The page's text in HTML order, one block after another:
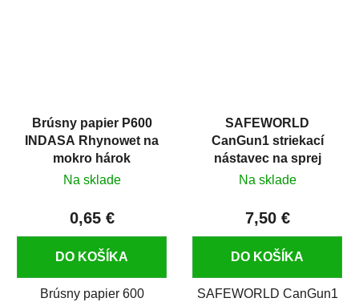
Brúsny papier P600
INDASA Rhynowet na
mokro hárok
Na sklade
0,65 €
DO KOŠÍKA
Brúsny papier 600
SAFEWORLD
CanGun1 striekací
nástavec na sprej
Na sklade
7,50 €
DO KOŠÍKA
SAFEWORLD CanGun1